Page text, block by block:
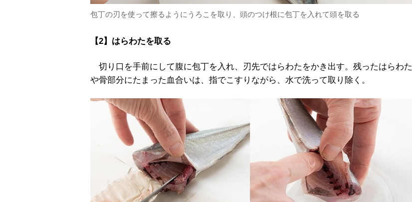
包丁の刃を使って擦るようにうろこを取り、頭のつけ根に包丁を入れて頭を取る
【2】はらわたを取る
切り口を手前にして腹に包丁を入れ、刃先ではらわたをかき出す。残ったはらわた
や骨部分にたまった血合いは、指でこすりながら、水で洗って取り除く。